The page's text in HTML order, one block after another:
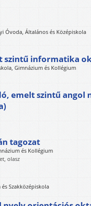
Óvoda, Általános és Középiskola
szintű informatika
Gimnázium és Kollégium
emelt szintű angol
tagozat
és Kollégium
olasz
Szakközépiskola